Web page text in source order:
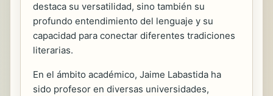
destaca su versatilidad, sino también su
profundo entendimiento del lenguaje y su
capacidad para conectar diferentes tradiciones
literarias.
En el ámbito académico, Jaime Labastida ha
sido profesor en diversas universidades,